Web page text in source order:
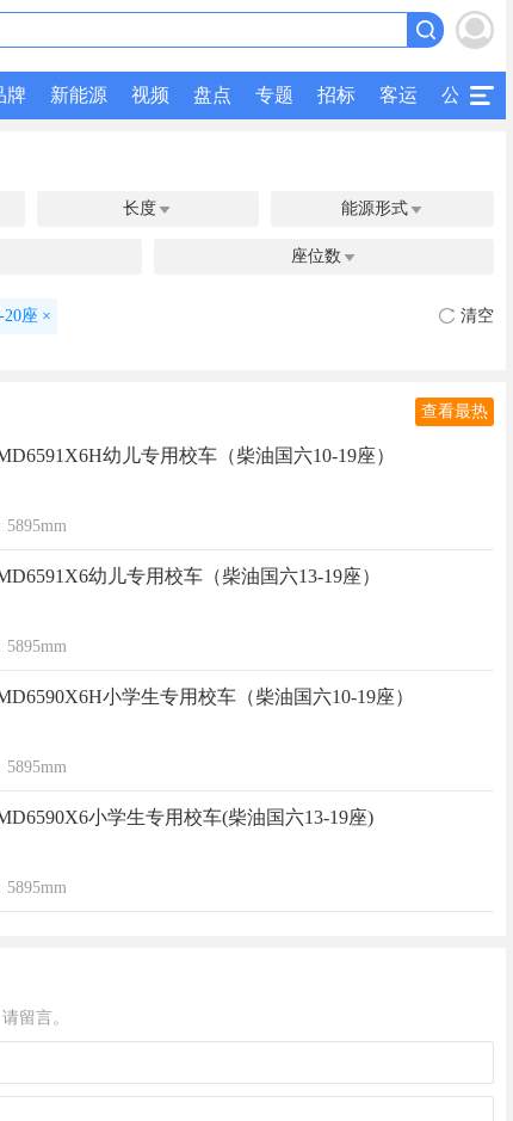
牌 新能源 视频 盘点 专题 招标 客运 公交
长度 能源形式
座位数 
20座 × 清空
查看最热
幼儿专用校车（柴油国六10-19座）
5895mm
幼儿专用校车（柴油国六13-19座）
5895mm
小学生专用校车（柴油国六10-19座）
5895mm
小学生专用校车(柴油国六13-19座)
5895mm
留言。